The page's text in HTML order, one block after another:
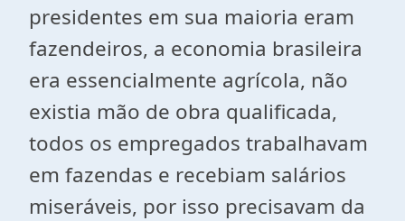
presidentes em sua maioria eram
fazendeiros, a economia brasileira
era essencialmente agrícola, não
existia mão de obra qualificada,
todos os empregados trabalhavam
em fazendas e recebiam salários
miseráveis, por isso precisavam da